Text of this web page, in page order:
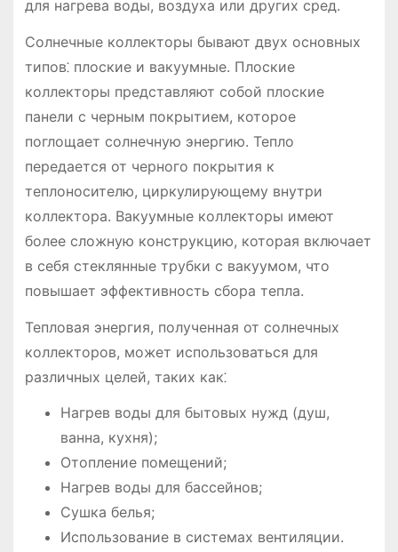
для нагрева воды, воздуха или других сред.
Солнечные коллекторы бывают двух основных
типов⁚ плоские и вакуумные. Плоские
коллекторы представляют собой плоские
панели с черным покрытием, которое
поглощает солнечную энергию. Тепло
передается от черного покрытия к
теплоносителю, циркулирующему внутри
коллектора. Вакуумные коллекторы имеют
более сложную конструкцию, которая включает
в себя стеклянные трубки с вакуумом, что
повышает эффективность сбора тепла.
Тепловая энергия, полученная от солнечных
коллекторов, может использоваться для
различных целей, таких как⁚
Нагрев воды для бытовых нужд (душ,
ванна, кухня);
Отопление помещений;
Нагрев воды для бассейнов;
Сушка белья;
Использование в системах вентиляции.